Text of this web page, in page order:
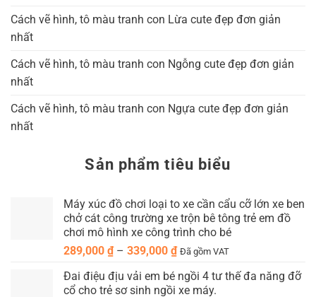
Cách vẽ hình, tô màu tranh con Lừa cute đẹp đơn giản
nhất
Cách vẽ hình, tô màu tranh con Ngỗng cute đẹp đơn giản
nhất
Cách vẽ hình, tô màu tranh con Ngựa cute đẹp đơn giản
nhất
Sản phẩm tiêu biểu
Máy xúc đồ chơi loại to xe cần cẩu cỡ lớn xe ben
chở cát công trường xe trộn bê tông trẻ em đồ
chơi mô hình xe công trình cho bé
289,000 ₫ – 339,000 ₫Khoảng
từ
289,000 ₫
Đã gồm VAT
Đai điệu địu vải em bé ngồi 4 tư thế đa năng đỡ
cổ cho trẻ sơ sinh ngồi xe máy.